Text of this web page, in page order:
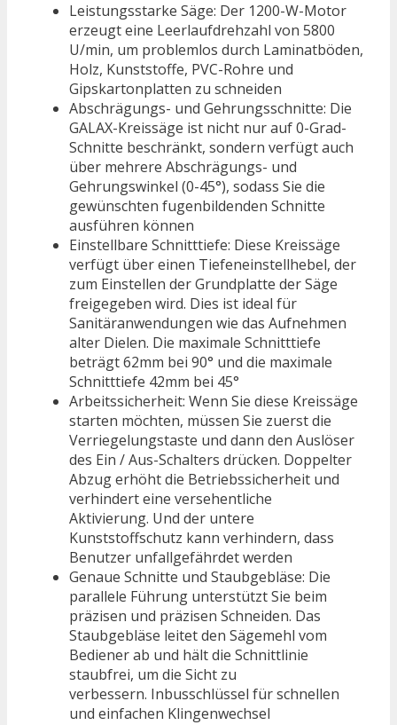
Leistungsstarke Säge: Der 1200-W-Motor
erzeugt eine Leerlaufdrehzahl von 5800
U/min, um problemlos durch Laminatböden,
Holz, Kunststoffe, PVC-Rohre und
Gipskartonplatten zu schneiden
Abschrägungs- und Gehrungsschnitte: Die
GALAX-Kreissäge ist nicht nur auf 0-Grad-
Schnitte beschränkt, sondern verfügt auch
über mehrere Abschrägungs- und
Gehrungswinkel (0-45°), sodass Sie die
gewünschten fugenbildenden Schnitte
ausführen können
Einstellbare Schnitttiefe: Diese Kreissäge
verfügt über einen Tiefeneinstellhebel, der
zum Einstellen der Grundplatte der Säge
freigegeben wird. Dies ist ideal für
Sanitäranwendungen wie das Aufnehmen
alter Dielen. Die maximale Schnitttiefe
beträgt 62mm bei 90° und die maximale
Schnitttiefe 42mm bei 45°
Arbeitssicherheit: Wenn Sie diese Kreissäge
starten möchten, müssen Sie zuerst die
Verriegelungstaste und dann den Auslöser
des Ein / Aus-Schalters drücken. Doppelter
Abzug erhöht die Betriebssicherheit und
verhindert eine versehentliche
Aktivierung. Und der untere
Kunststoffschutz kann verhindern, dass
Benutzer unfallgefährdet werden
Genaue Schnitte und Staubgebläse: Die
parallele Führung unterstützt Sie beim
präzisen und präzisen Schneiden. Das
Staubgebläse leitet den Sägemehl vom
Bediener ab und hält die Schnittlinie
staubfrei, um die Sicht zu
verbessern. Inbusschlüssel für schnellen
und einfachen Klingenwechsel